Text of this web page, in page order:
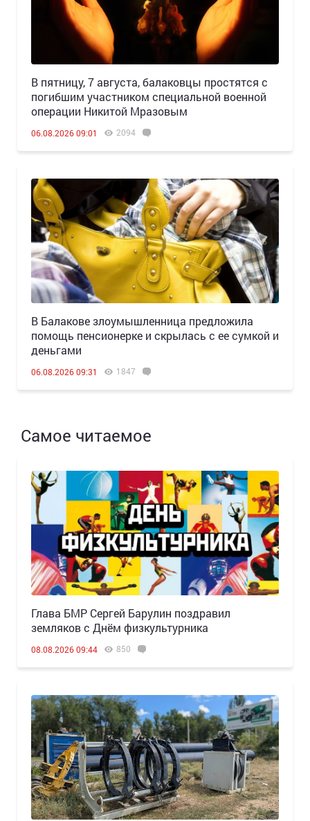
В пятницу, 7 августа, балаковцы простятся с
погибшим участником специальной военной
операции Никитой Мразовым
06.08.2026 09:01 2094
В Балакове злоумышленница предложила
помощь пенсионерке и скрылась с ее сумкой и
деньгами
06.08.2026 09:31 1847
Самое читаемое
Глава БМР Сергей Барулин поздравил
земляков с Днём физкультурника
08.08.2026 09:44 850